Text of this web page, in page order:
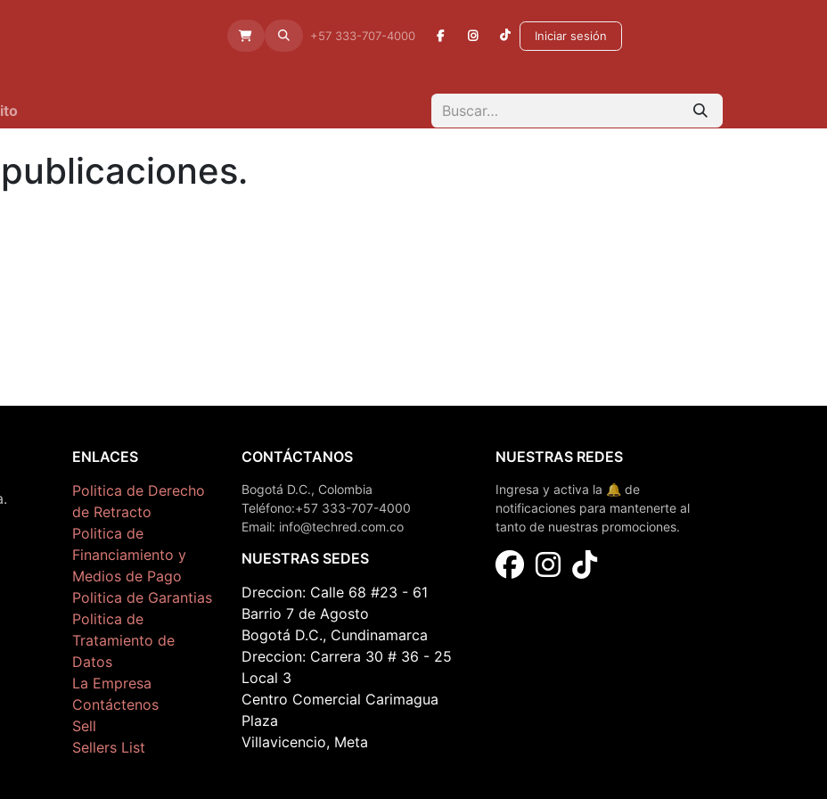
Aliados +57 333-707-4000 Iniciar sesión
ENLACES
Politica de Derecho
de Retracto
Politica de
Financiamiento y
Medios de Pago
Politica de Garantias
Politica de
Tratamiento de
Datos
La Empresa
Contáctenos
Sell
Sellers List
CONTÁCTANOS
Bogotá D.C., Colombia
Teléfono:+57 333-707-4000
Email: info@techred.com.co
NUESTRAS SEDES
Dreccion: Calle 68 #23 - 61
Barrio 7 de Agosto
Bogotá D.C., Cundinamarca
Dreccion: Carrera 30 # 36 - 25
Local 3
Centro Comercial Carimagua
Plaza
Villavicencio, Meta
NUESTRAS REDES
Ingresa y activa la 🔔 de
notificaciones para mantenerte al
tanto de nuestras promociones.